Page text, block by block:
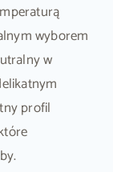
wyborem
w
profil